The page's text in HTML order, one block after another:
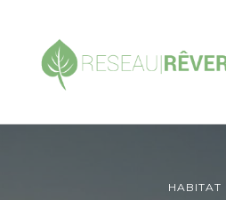
Reseau rever
L'écologie de demain !
HABITAT